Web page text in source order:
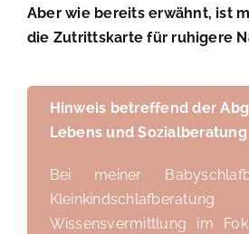
Aber wie bereits erwähnt, ist
die Zutrittskarte für ruhigere
Hinweis betreffend der
Lebens und Sozialberatung
Bei meiner
Wissensvermittlung im